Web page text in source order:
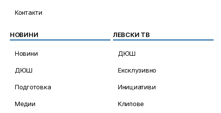
Контакти
НОВИНИ
Новини
ДЮШ
Подготовка
Медии
ЛЕВСКИ ТВ
ДЮШ
Ексклузивно
Инициативи
Клипове